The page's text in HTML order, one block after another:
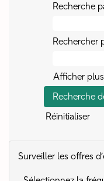
Recherche
Rechercher
Afficher
Réinitialiser
Surveiller les offres